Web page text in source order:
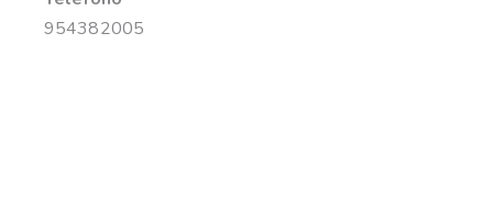
954382005